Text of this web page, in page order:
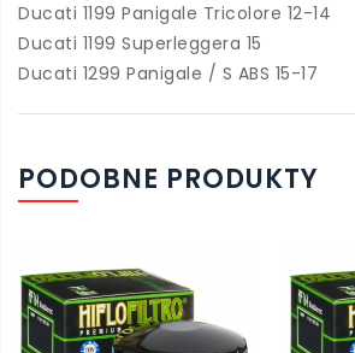
Ducati 1199 Panigale Tricolore 12-14
Ducati 1199 Superleggera 15
Ducati 1299 Panigale / S ABS 15-17
PODOBNE PRODUKTY